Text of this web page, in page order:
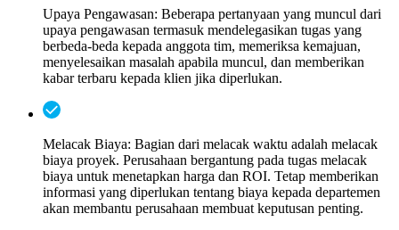
Upaya Pengawasan: Beberapa pertanyaan yang muncul dari
upaya pengawasan termasuk mendelegasikan tugas yang
berbeda-beda kepada anggota tim, memeriksa kemajuan,
menyelesaikan masalah apabila muncul, dan memberikan
kabar terbaru kepada klien jika diperlukan.
Melacak Biaya: Bagian dari melacak waktu adalah melacak
biaya proyek. Perusahaan bergantung pada tugas melacak
biaya untuk menetapkan harga dan ROI. Tetap memberikan
informasi yang diperlukan tentang biaya kepada departemen
akan membantu perusahaan membuat keputusan penting.